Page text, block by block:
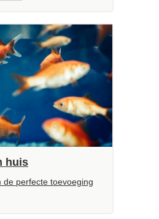
huis
de perfecte toevoeging